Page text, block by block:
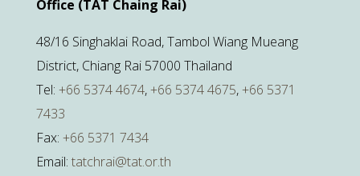
Office (TAT Chaing Rai)
48/16 Singhaklai Road, Tambol Wiang Mueang
District, Chiang Rai 57000 Thailand
Tel: +66 5374 4674,+66 5374 4675,+66 5371
7433
Fax: +66 5371 7434
Email: tatchrai@tat.or.th